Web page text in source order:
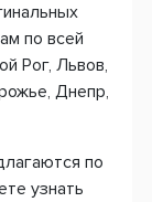
по всей
Рог, Львов,
Днепр,
по
узнать